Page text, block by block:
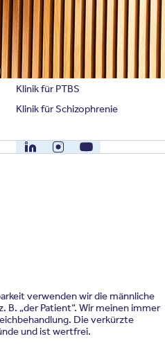
Klinik für Erschöpfung
Klinik für Essstörung
Klinik für Mediensucht
Klinik für Psychose
Klinik für PTBS
Klinik für Schizophrenie
LinkedInInstagramYouTube
verwenden wir die männliche
B. „der Patient“. Wir meinen immer
Die verkürzte
und ist wertfrei.